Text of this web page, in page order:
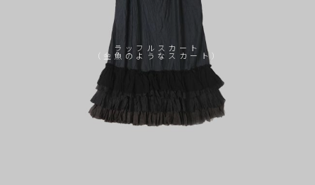
ラッフルスカート
（金魚のようなスカート）